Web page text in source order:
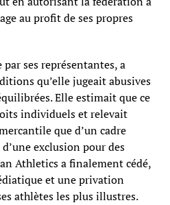
au profit de ses propres
ses représentantes, a
qu’elle jugeait abusives
Elle estimait que ce
individuels et relevait
que d’un cadre
exclusion pour des
Athletics a finalement cédé,
et une privation
athlètes les plus illustres.